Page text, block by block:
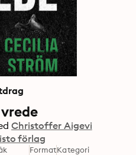
Christoffer Aigevi
förlag
FormatKategori